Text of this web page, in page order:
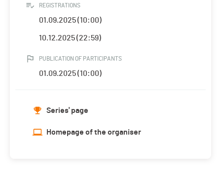
REGISTRATIONS
01.09.2025 (10:00)
10.12.2025 (22:59)
PUBLICATION OF PARTICIPANTS
01.09.2025 (10:00)
Series' page
Homepage of the organiser